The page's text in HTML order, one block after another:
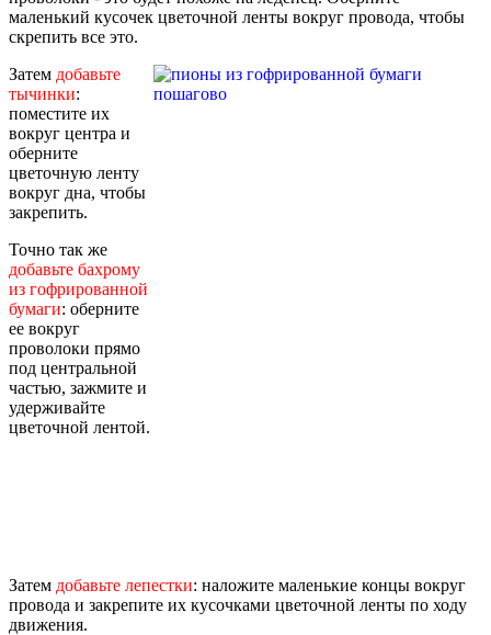
маленький кусочек цветочной ленты вокруг провода, чтобы
скрепить все это.
Затем добавьте
тычинки:
поместите их
вокруг центра и
оберните
цветочную ленту
вокруг дна, чтобы
закрепить.
Точно так же
добавьте бахрому
из гофрированной
бумаги: оберните
ее вокруг
проволоки прямо
под центральной
частью, зажмите и
удерживайте
цветочной лентой.
Затем добавьте лепестки: наложите маленькие концы вокруг
провода и закрепите их кусочками цветочной ленты по ходу
движения.